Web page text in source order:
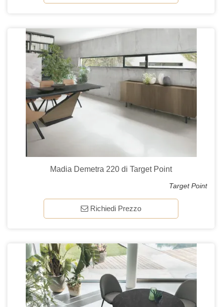
Madia Demetra 220 di Target Point
Target Point
Richiedi Prezzo